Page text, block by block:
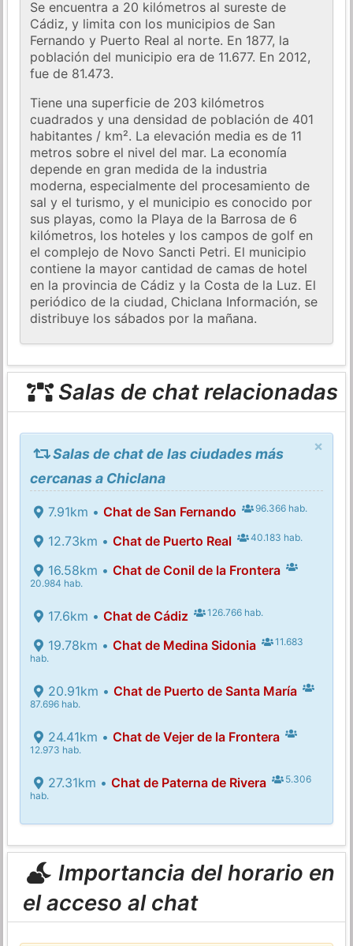
Se encuentra a 20 kilómetros al sureste de
Cádiz, y limita con los municipios de San
Fernando y Puerto Real al norte. En 1877, la
población del municipio era de 11.677. En 2012,
fue de 81.473.
Tiene una superficie de 203 kilómetros
cuadrados y una densidad de población de 401
habitantes / km². La elevación media es de 11
metros sobre el nivel del mar. La economía
depende en gran medida de la industria
moderna, especialmente del procesamiento de
sal y el turismo, y el municipio es conocido por
sus playas, como la Playa de la Barrosa de 6
kilómetros, los hoteles y los campos de golf en
el complejo de Novo Sancti Petri. El municipio
contiene la mayor cantidad de camas de hotel
en la provincia de Cádiz y la Costa de la Luz. El
periódico de la ciudad, Chiclana Información, se
distribuye los sábados por la mañana.
Salas de chat relacionadas
×
Salas de chat de las ciudades más
cercanas a Chiclana
7.91km • Chat de San Fernando 96.366 hab.
12.73km • Chat de Puerto Real 40.183 hab.
16.58km • Chat de Conil de la Frontera
20.984 hab.
17.6km • Chat de Cádiz 126.766 hab.
19.78km • Chat de Medina Sidonia
11.683
hab.
20.91km • Chat de Puerto de Santa María
87.696 hab.
24.41km • Chat de Vejer de la Frontera
12.973 hab.
27.31km • Chat de Paterna de Rivera
5.306
hab.
Importancia del horario en
el acceso al chat